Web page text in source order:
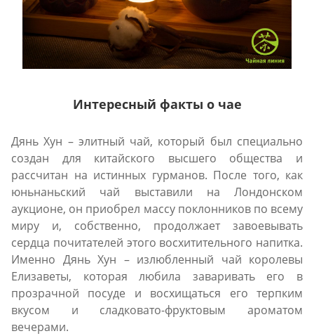
Интересный факты о чае
Дянь Хун – элитный чай, который был специально
создан для китайского высшего общества и
рассчитан на истинных гурманов. После того, как
юньнаньский чай выставили на Лондонском
аукционе, он приобрел массу поклонников по всему
миру и, собственно, продолжает завоевывать
сердца почитателей этого восхитительного напитка.
Именно Дянь Хун – излюбленный чай королевы
Елизаветы, которая любила заваривать его в
прозрачной посуде и восхищаться его терпким
вкусом и сладковато-фруктовым ароматом
вечерами.